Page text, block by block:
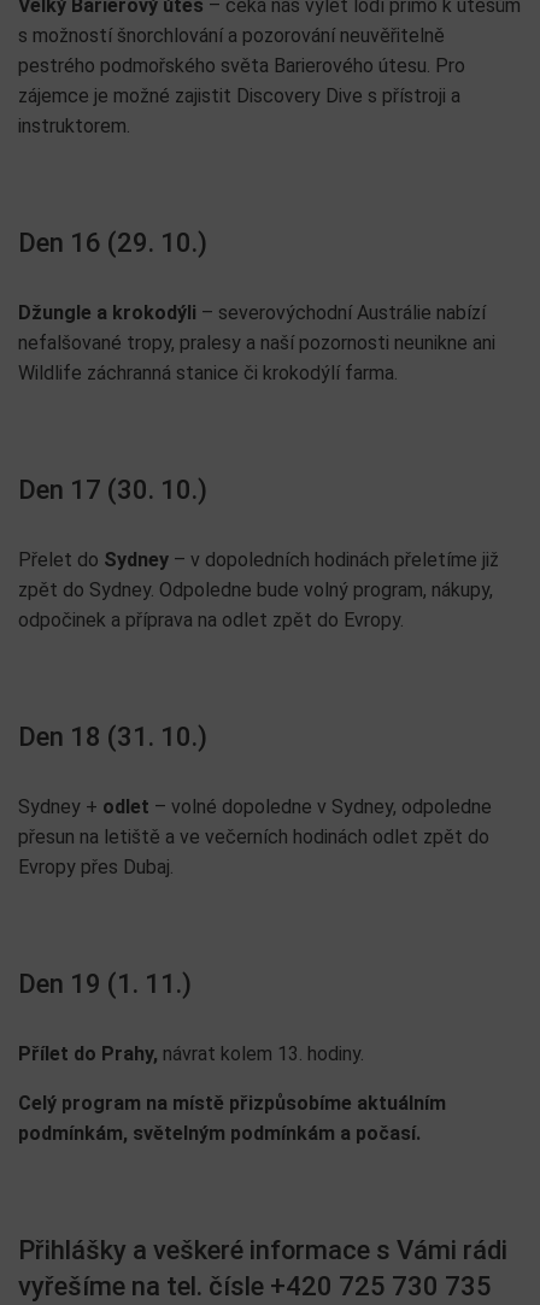
Velký Barierový útes – čeká nás výlet lodí přímo k útesům
s možností šnorchlování a pozorování neuvěřitelně
pestrého podmořského světa Barierového útesu. Pro
zájemce je možné zajistit Discovery Dive s přístroji a
instruktorem.
Den 16 (29. 10.)
Džungle a krokodýli – severovýchodní Austrálie nabízí
nefalšované tropy, pralesy a naší pozornosti neunikne ani
Wildlife záchranná stanice či krokodýlí farma.
Den 17 (30. 10.)
Přelet do Sydney – v dopoledních hodinách přeletíme již
zpět do Sydney. Odpoledne bude volný program, nákupy,
odpočinek a příprava na odlet zpět do Evropy.
Den 18 (31. 10.)
Sydney + odlet – volné dopoledne v Sydney, odpoledne
přesun na letiště a ve večerních hodinách odlet zpět do
Evropy přes Dubaj.
Den 19 (1. 11.)
Přílet do Prahy, návrat kolem 13. hodiny.
Celý program na místě přizpůsobíme aktuálním
podmínkám, světelným podmínkám a počasí.
Přihlášky a veškeré informace s Vámi rádi
vyřešíme na tel. čísle +420 725 730 735